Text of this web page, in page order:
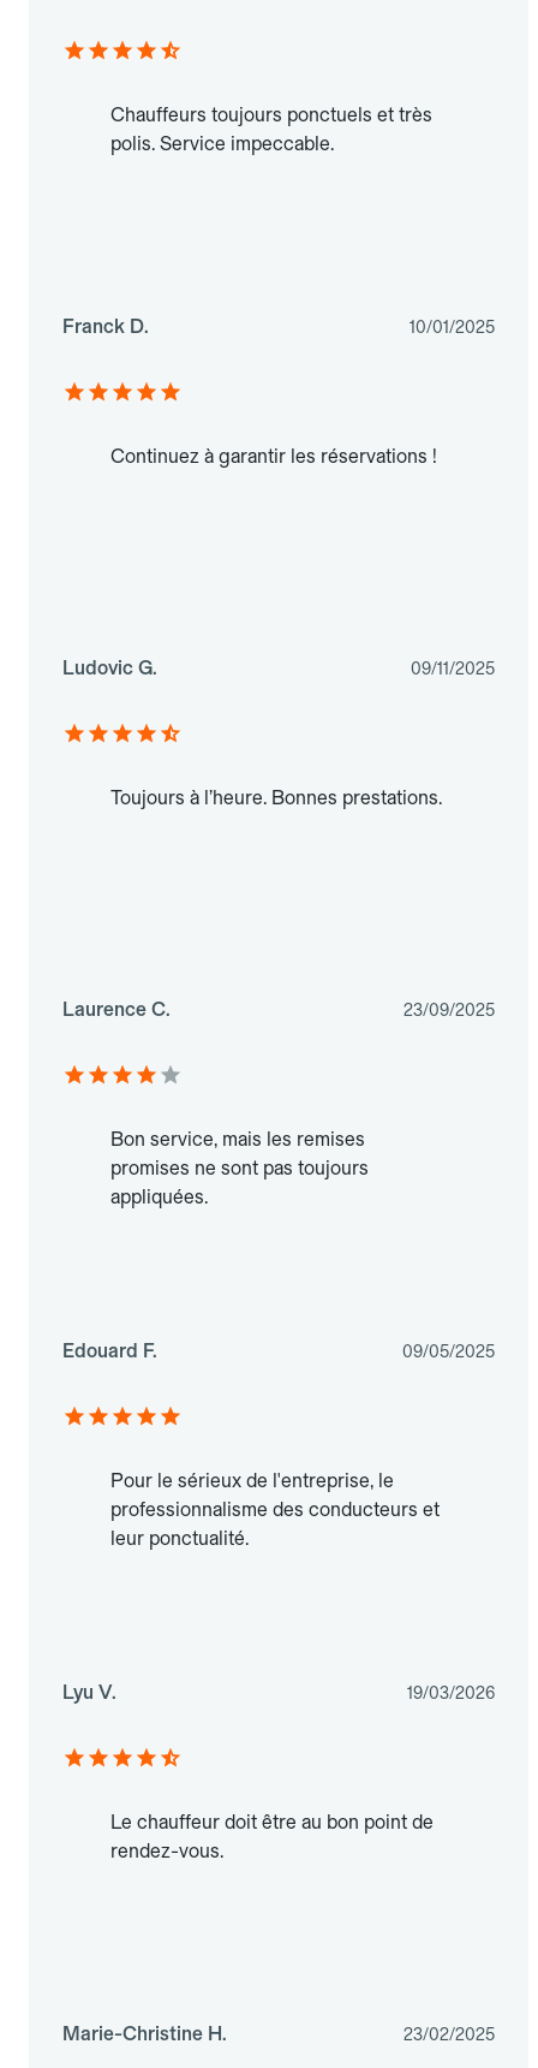
Chauffeurs toujours ponctuels et très
polis. Service impeccable.
Franck D. 10/01/2025
Continuez à garantir les réservations !
Ludovic G. 09/11/2025
Toujours à l’heure. Bonnes prestations.
Laurence C. 23/09/2025
Bon service, mais les remises
promises ne sont pas toujours
appliquées.
Edouard F. 09/05/2025
Pour le sérieux de l'entreprise, le
professionnalisme des conducteurs et
leur ponctualité.
Lyu V. 19/03/2026
Le chauffeur doit être au bon point de
rendez-vous.
Marie-Christine H. 23/02/2025